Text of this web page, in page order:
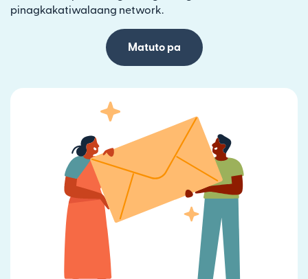
pinagkakatiwalaang network.
Matuto pa